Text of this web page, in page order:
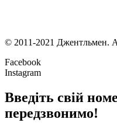
© 2011-2021 Джентльмен.
Facebook
Instagram
Введіть свій
передзвонимо!